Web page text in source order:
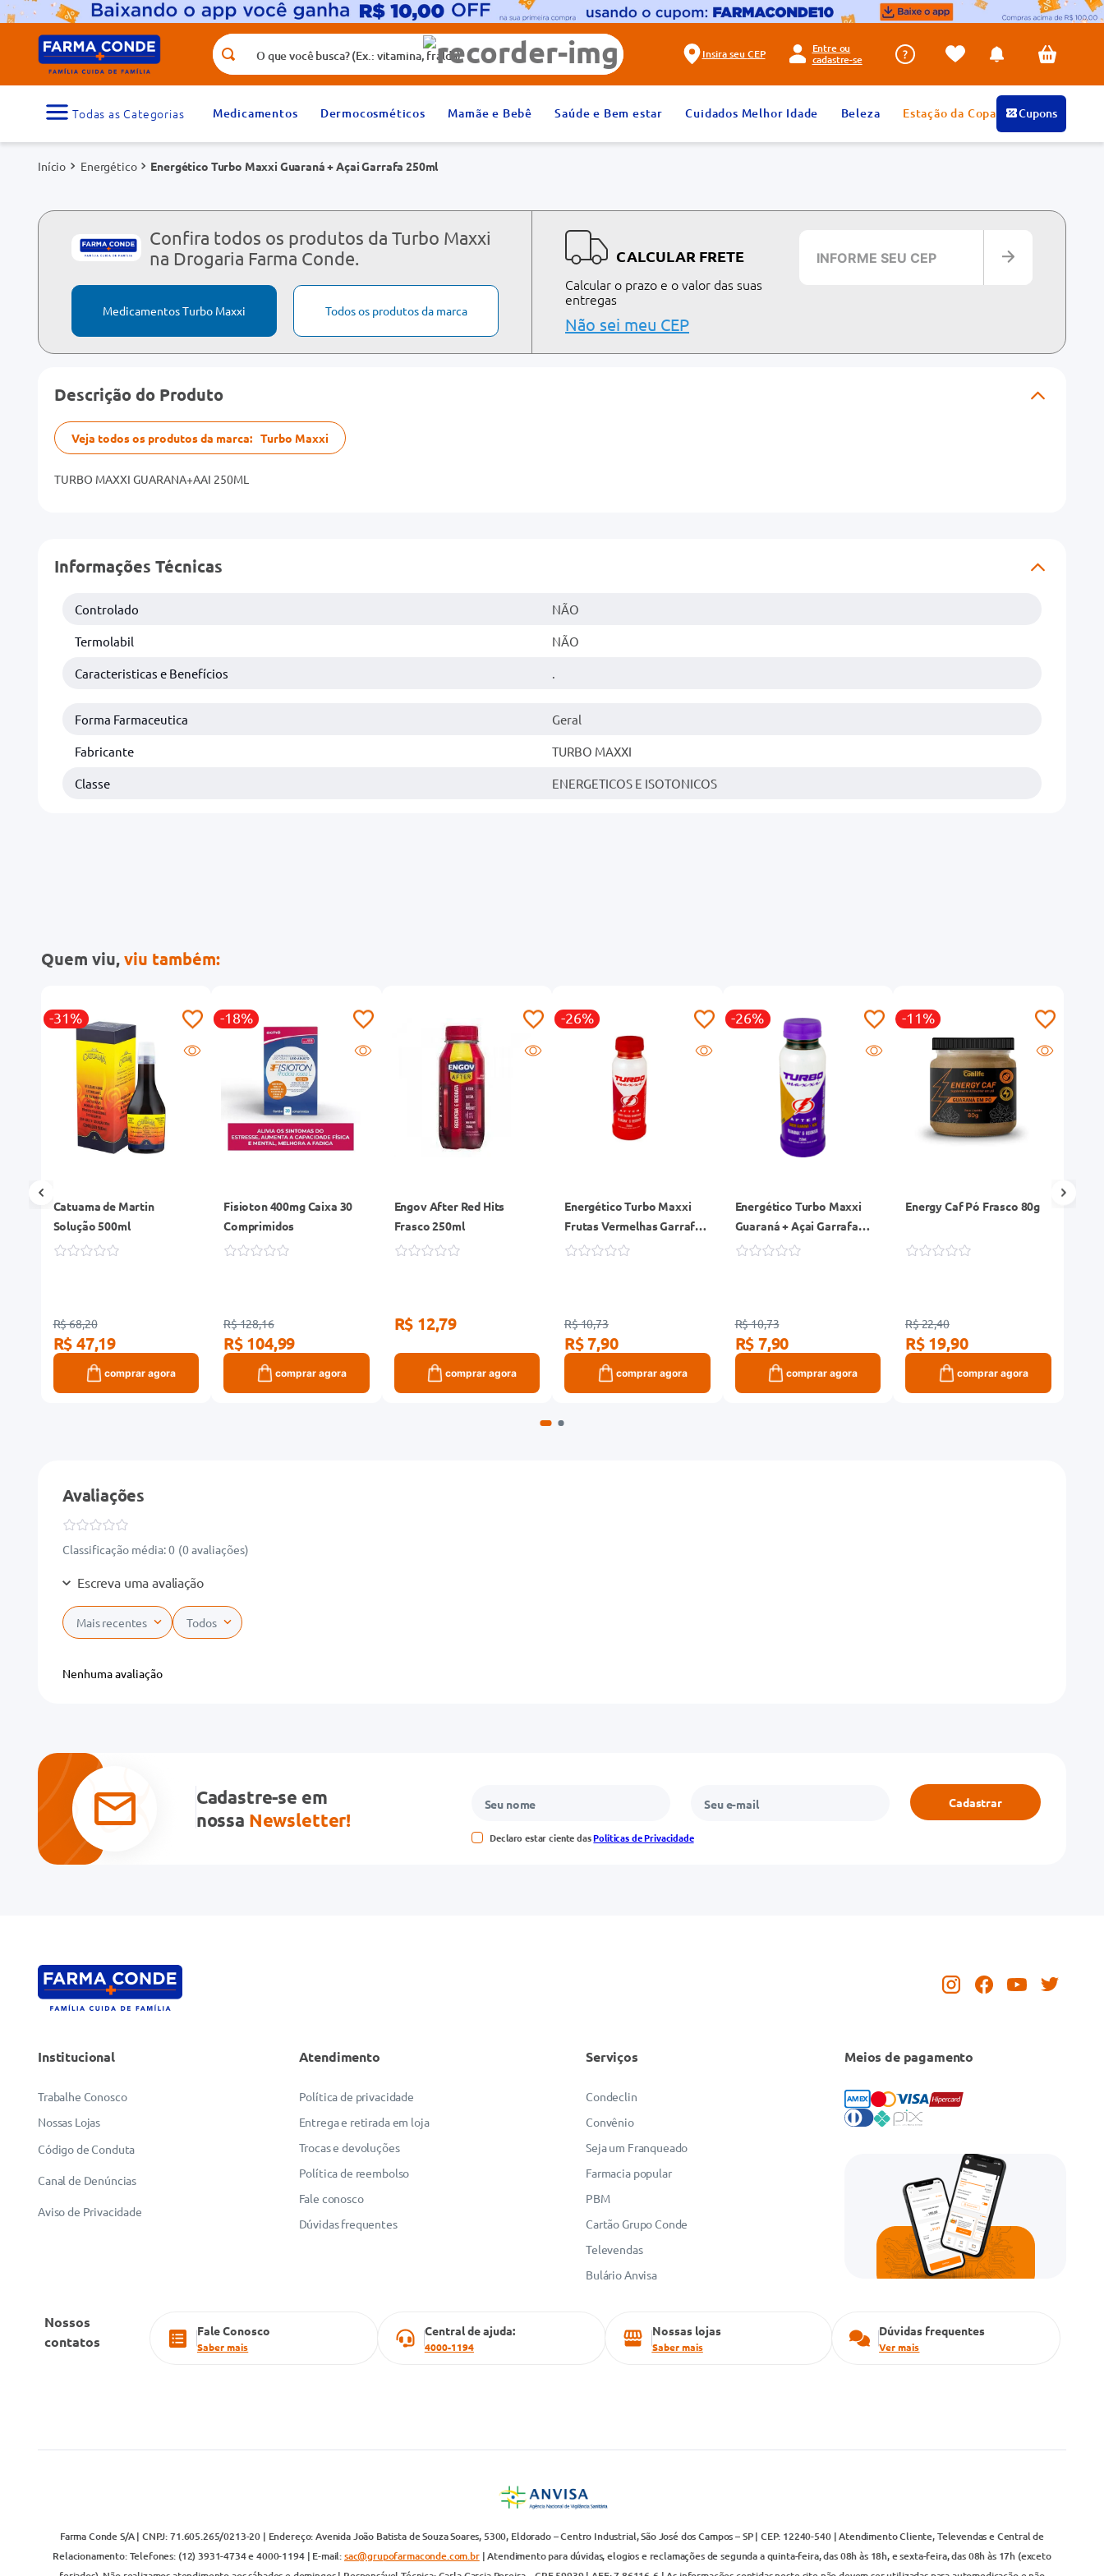
O que você busca? (Ex.: vitamina, fralda)
Insira seu CEP
Entre ou
cadastre-se
Medicamentos Dermocosméticos Mamãe e Bebê Saúde e Bem estar Cuidados Melhor Idade Beleza Estação da Copa Cupons
Energético Energético Turbo Maxxi Guaraná + Açai Garrafa 250ml
Confira todos os produtos da Turbo Maxxi
na Drogaria Farma Conde.
Medicamentos Turbo Maxxi Todos os produtos da marca
CALCULAR FRETE
Calcular o prazo e o valor das suas
entregas
Não sei meu CEP
Descrição do Produto
Veja todos os produtos da marca: Turbo Maxxi
TURBO MAXXI GUARANA+AAI 250ML
Informações Técnicas
Controlado NÃO
Termolabil NÃO
Caracteristicas e Benefícios
Forma Farmaceutica Geral
Fabricante TURBO MAXXI
Classe ENERGETICOS E ISOTONICOS
Quem viu,viu também:
-31%
Catuama de Martin
Solução 500ml
R$ 68,20
R$ 47,19
comprar agora
-18%
Fisioton 400mg Caixa 30
Comprimidos
R$ 128,16
R$ 104,99
comprar agora
Engov After Red Hits
Frasco 250ml
R$ 12,79
comprar agora
-26%
Energético Turbo Maxxi
Frutas Vermelhas Garrafa
250ml
R$ 10,73
R$ 7,90
comprar agora
-26%
Energético Turbo Maxxi
Guaraná + Açai Garrafa
250ml
R$ 10,73
R$ 7,90
comprar agora
-11%
Energy Caf Pó Frasco 80g
R$ 22,40
R$ 19,90
comprar agora
Avaliações
Classificação média: 0 (0 avaliações)
Escreva uma avaliação
Adicionar avaliação
Avalie o produto de 1 a 5 estrelas
★★★
Seu nome
Mais recentes Todos
Nenhuma avaliação
Cadastre-se em
nossa Newsletter!
Declaro estar ciente dasPolíticas de Privacidade
Cadastrar
Institucional
Trabalhe Conosco
Nossas Lojas
Código de Conduta
Canal de Denúncias
Aviso de Privacidade
Atendimento
Política de privacidade
Entrega e retirada em loja
Trocas e devoluções
Política de reembolso
Fale conosco
Dúvidas frequentes
Serviços
Condeclin
Convênio
Seja um Franqueado
Farmacia popular
PBM
Cartão Grupo Conde
Televendas
Bulário Anvisa
Meios de pagamento
Nossos
contatos
Fale Conosco
Saber mais
Central de ajuda:
4000-1194
Nossas lojas
Saber mais
Dúvidas frequentes
Ver mais
Farma Conde S/A | CNPJ: 71.605.265/0213-20 | Endereço: Avenida João Batista de Souza Soares, 5300, Eldorado – Centro Industrial, São José dos Campos – SP | CEP: 12240-540 | Atendimento Cliente, Televendas e Central de
Relacionamento: Telefones: (12) 3931-4734 e 4000-1194 | E-mail:sac@grupofarmaconde.com.br| Atendimento para dúvidas, elogios e reclamações de segunda a quinta-feira, das 08h às 18h, e sexta-feira, das 08h às 17h (exceto
Termos mais buscados
1
medicamento 2º
fralda
5º dipirona 6º
absorvente